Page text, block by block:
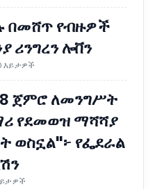
በመሸጥ የብዙዎች
ሪንግረን ሎቨን
እይታዎች
ጀምሮ ለመንግሥት
የደመወዝ ማሻሻያ
ወስኗል"፦ የፌደራል